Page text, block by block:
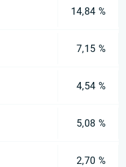
14,84 %
7,15 %
4,54 %
5,08 %
2,70 %